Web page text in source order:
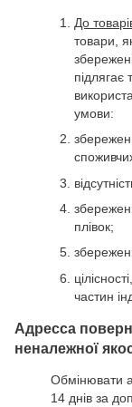
До
товари,
підлягає
умови:
плівок;
частин
Адресса
неналежної
Обмінювати
14 днів за